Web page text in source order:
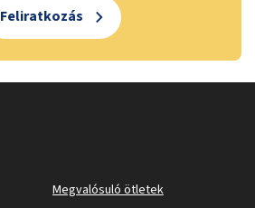
Feliratkozás
Megvalósuló ötletek